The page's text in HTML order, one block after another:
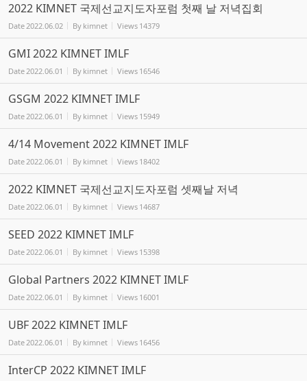
2022 KIMNET 국제선교지도자포럼 첫째 날 저녁집회
Date2022.06.02 By kimnet Views 14379
GMI 2022 KIMNET IMLF
Date2022.06.01 By kimnet Views 16546
GSGM 2022 KIMNET IMLF
Date2022.06.01 By kimnet Views 15949
4/14 Movement 2022 KIMNET IMLF
Date2022.06.01 By kimnet Views 18402
2022 KIMNET 국제선교지도자포럼 셋째날 저녁
Date2022.06.01 By kimnet Views 14687
SEED 2022 KIMNET IMLF
Date2022.06.01 By kimnet Views 15398
Global Partners 2022 KIMNET IMLF
Date2022.06.01 By kimnet Views 16001
UBF 2022 KIMNET IMLF
Date2022.06.01 By kimnet Views 16456
InterCP 2022 KIMNET IMLF